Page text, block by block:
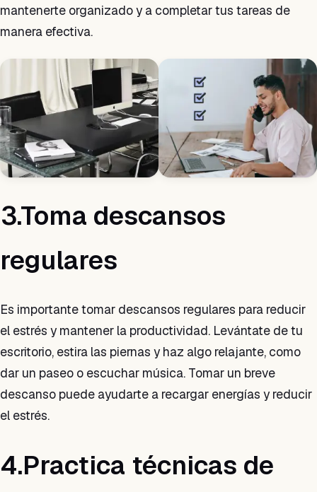
mantenerte organizado y a completar tus tareas de
manera efectiva.
3.Toma descansos
regulares
Es importante tomar descansos regulares para reducir
el estrés y mantener la productividad. Levántate de tu
escritorio, estira las piernas y haz algo relajante, como
dar un paseo o escuchar música. Tomar un breve
descanso puede ayudarte a recargar energías y reducir
el estrés.
4.Practica técnicas de